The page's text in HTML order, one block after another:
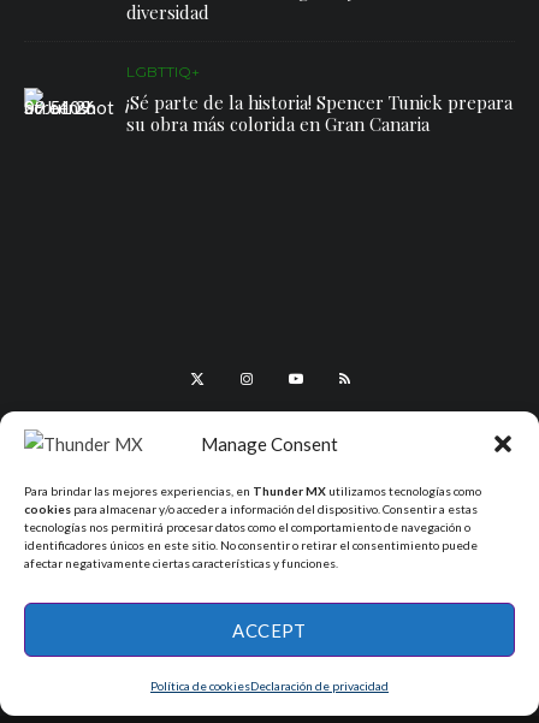
Manage Consent
Para brindar las mejores experiencias, en Thunder MX utilizamos tecnologías como
cookies para almacenar y/o acceder a información del dispositivo. Consentir a estas
tecnologías nos permitirá procesar datos como el comportamiento de navegación o
identificadores únicos en este sitio. No consentir o retirar el consentimiento puede
afectar negativamente ciertas características y funciones.
ACCEPT
Política de cookiesDeclaración de privacidad
diversidad
LGBTTIQ+
¡Sé parte de la historia! Spencer Tunick prepara
su obra más colorida en Gran Canaria